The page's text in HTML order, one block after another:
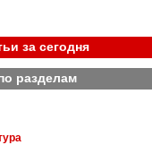
за сегодня
разделам